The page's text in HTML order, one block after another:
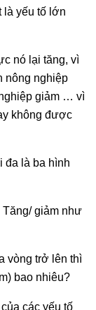
là yếu tố lớn
nó lại tăng, vì
nông nghiệp
giảm … vì
không được
đa là ba hình
Tăng/ giảm như
vòng trở lên thì
bao nhiêu?
các yếu tố